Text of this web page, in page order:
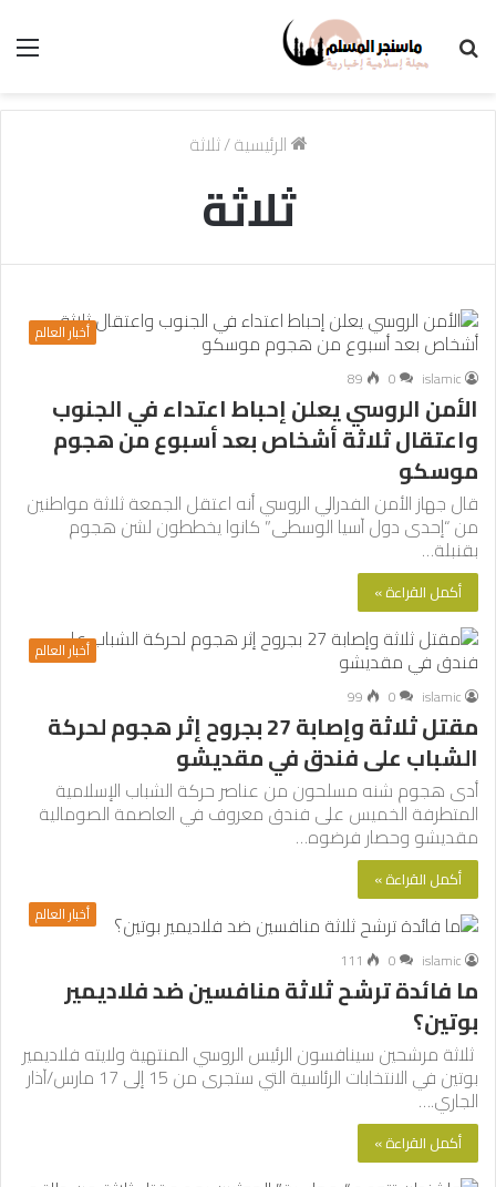
الرئيسية/ثلاثة
ثلاثة
أخبار العالم
islamic
0
89
الأمن الروسي يعلن إحباط اعتداء في الجنوب
واعتقال ثلاثة أشخاص بعد أسبوع من هجوم
موسكو
قال جهاز الأمن الفدرالي الروسي أنه اعتقل الجمعة ثلاثة مواطنين
من “إحدى دول آسيا الوسطى” كانوا يخططون لشن هجوم
بقنبلة…
أكمل القراءة »
أخبار العالم
islamic
0
99
مقتل ثلاثة وإصابة 27 بجروح إثر هجوم لحركة
الشباب على فندق في مقديشو
أدى هجوم شنه مسلحون من عناصر حركة الشباب الإسلامية
المتطرفة الخميس على فندق معروف في العاصمة الصومالية
مقديشو وحصار فرضوه…
أكمل القراءة »
أخبار العالم
islamic
0
111
ما فائدة ترشح ثلاثة منافسين ضد فلاديمير
بوتين؟
ثلاثة مرشحين سينافسون الرئيس الروسي المنتهية ولايته فلاديمير
بوتين في الانتخابات الرئاسية التي ستجرى من 15 إلى 17 مارس/آذار
الجاري.…
أكمل القراءة »